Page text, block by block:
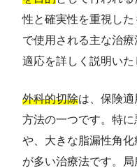
性と確実性を重視し
で使用される主な治
適応を詳しく説明いた
外科的切除は、保険
方法の一つです。特
や、大きな脂漏性角
が多い治療法です。